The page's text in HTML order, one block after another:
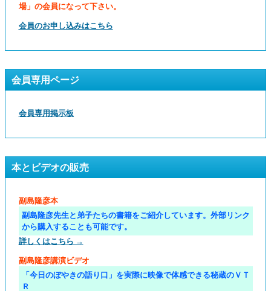
場」の会員になって下さい。
会員のお申し込みはこちら
会員専用ページ
会員専用掲示板
本とビデオの販売
副島隆彦本
副島隆彦先生と弟子たちの書籍をご紹介しています。外部リンク
から購入することも可能です。
詳しくはこちら →
副島隆彦講演ビデオ
「今日のぼやきの語り口」を実際に映像で体感できる秘蔵のＶＴ
Ｒ